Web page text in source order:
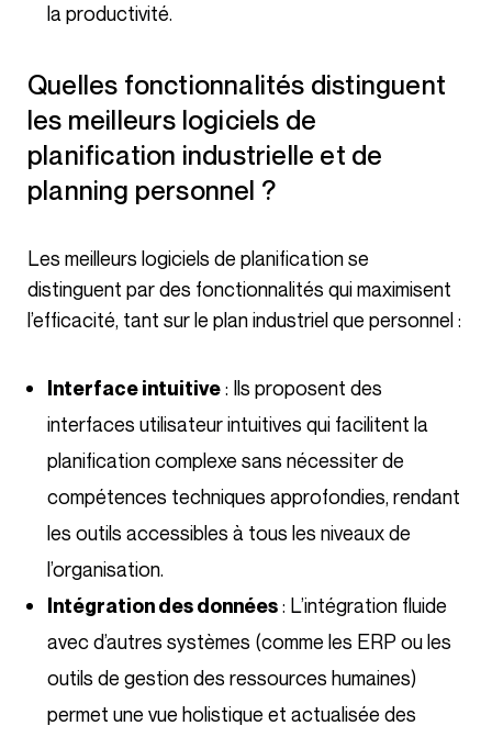
la productivité.
Quelles fonctionnalités distinguent
les meilleurs logiciels de
planification industrielle et de
planning personnel ?
Les meilleurs logiciels de planification se
distinguent par des fonctionnalités qui maximisent
l’efficacité, tant sur le plan industriel que personnel :
Interface intuitive: Ils proposent des
interfaces utilisateur intuitives qui facilitent la
planification complexe sans nécessiter de
compétences techniques approfondies, rendant
les outils accessibles à tous les niveaux de
l’organisation.
Intégration des données: L’intégration fluide
avec d’autres systèmes (comme les ERP ou les
outils de gestion des ressources humaines)
permet une vue holistique et actualisée des